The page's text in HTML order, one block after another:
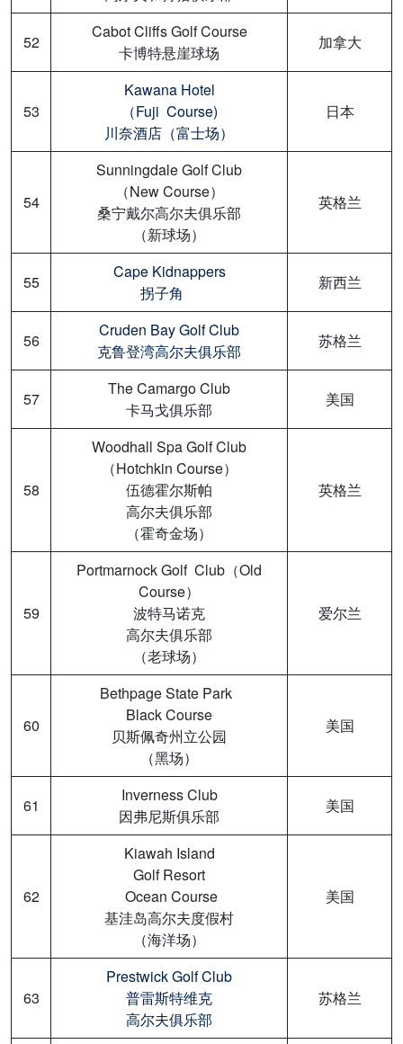
52
Cabot Cliffs Golf Course
卡博特悬崖球场
加拿大
53
Kawana Hotel
（Fuji Course)
川奈酒店（富士场）
日本
54
Sunningdale Golf Club
（New Course）
桑宁戴尔高尔夫俱乐部
（新球场）
英格兰
55
Cape Kidnappers
拐子角
新西兰
56
Cruden Bay Golf Club
克鲁登湾高尔夫俱乐部
苏格兰
57
The Camargo Club
卡马戈俱乐部
美国
58
Woodhall Spa Golf Club
（Hotchkin Course）
伍德霍尔斯帕
高尔夫俱乐部
（霍奇金场）
英格兰
59
Portmarnock Golf Club（Old
Course）
波特马诺克
高尔夫俱乐部
（老球场）
爱尔兰
60
Bethpage State Park
Black Course
贝斯佩奇州立公园
（黑场）
美国
61
Inverness Club
因弗尼斯俱乐部
美国
62
Kiawah Island
Golf Resort
Ocean Course
基洼岛高尔夫度假村
（海洋场）
美国
63
Prestwick Golf Club
普雷斯特维克
高尔夫俱乐部
苏格兰